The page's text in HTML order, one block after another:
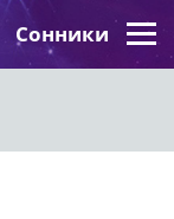
Сонники